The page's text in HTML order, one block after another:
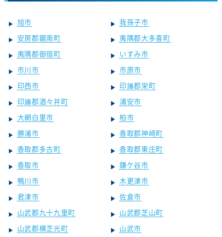
旭市
我孫子市
安房郡鋸南町
夷隅郡大多喜町
夷隅郡御宿町
いすみ市
市川市
市原市
印西市
印旛郡栄町
印旛郡酒々井町
浦安市
大網白里市
柏市
勝浦市
香取郡神崎町
香取郡多古町
香取郡東庄町
香取市
鎌ケ谷市
鴨川市
木更津市
君津市
佐倉市
山武郡九十九里町
山武郡芝山町
山武郡横芝光町
山武市